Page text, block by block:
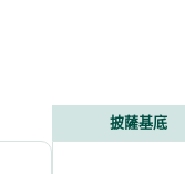
披薩基底